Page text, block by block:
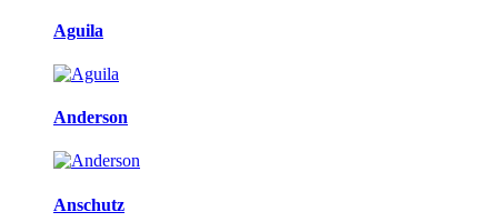
Aguila
Anderson
Anschutz